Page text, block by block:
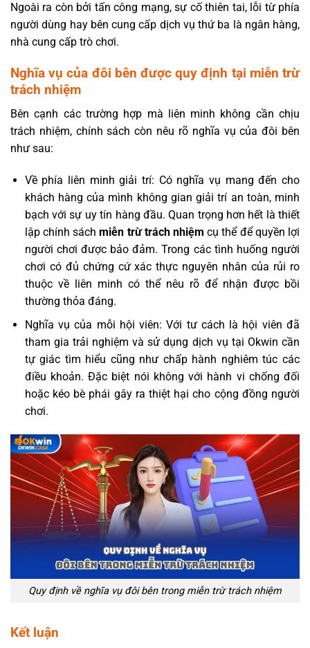
Ngoài ra còn bởi tấn công mạng, sự cố thiên tai, lỗi từ phía
người dùng hay bên cung cấp dịch vụ thứ ba là ngân hàng,
nhà cung cấp trò chơi.
Nghĩa vụ của đôi bên được quy định tại miễn trừ
trách nhiệm
Bên cạnh các trường hợp mà liên minh không cần chịu
trách nhiệm, chính sách còn nêu rõ nghĩa vụ của đôi bên
như sau:
Về phía liên minh giải trí: Có nghĩa vụ mang đến cho
khách hàng của mình không gian giải trí an toàn, minh
bạch với sự uy tín hàng đầu. Quan trọng hơn hết là thiết
lập chính sáchmiễn trừ trách nhiệm cụ thể để quyền lợi
người chơi được bảo đảm. Trong các tình huống người
chơi có đủ chứng cứ xác thực nguyên nhân của rủi ro
thuộc về liên minh có thể nêu rõ để nhận được bồi
thường thỏa đáng.
Nghĩa vụ của mỗi hội viên: Với tư cách là hội viên đã
tham gia trải nghiệm và sử dụng dịch vụ tại Okwin cần
tự giác tìm hiểu cũng như chấp hành nghiêm túc các
điều khoản. Đặc biệt nói không với hành vi chống đối
hoặc kéo bè phái gây ra thiệt hại cho cộng đồng người
chơi.
Quy định về nghĩa vụ đôi bên trong miễn trừ trách nhiệm
Kết luận